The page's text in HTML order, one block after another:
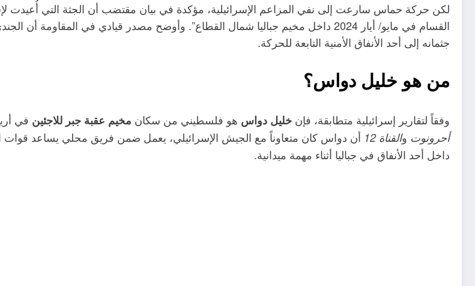
لكن حركة حماس سارعت إلى نفي المزاعم الإسرائيلية، مؤكدة في بيان مقتضب أن الجثة التي أُعيدت
القسام في مايو/ أيار 2024 داخل مخيم جباليا شمال القطاع”. وأوضح مصدر قيادي في
جثمانه إلى أحد الأنفاق الأمنية التابعة للحركة.​
من هو خليل دواس؟
وفقاً لتقارير إسرائيلية متطابقة، فإن خليل دواس هو فلسطيني من سكان مخيم عقبة جبر للاجئين في
أحرونوت والقناة 12
أن دواس كان متعاوناً مع الجيش الإسرائيلي، يعمل ضمن فريق محلي يساعد
داخل أحد الأنفاق في جباليا أثناء مهمة ميدانية.